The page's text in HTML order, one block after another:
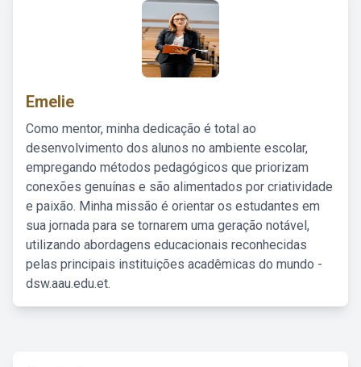
Emelie
Como mentor, minha dedicação é total ao
desenvolvimento dos alunos no ambiente escolar,
empregando métodos pedagógicos que priorizam
conexões genuínas e são alimentados por criatividade
e paixão. Minha missão é orientar os estudantes em
sua jornada para se tornarem uma geração notável,
utilizando abordagens educacionais reconhecidas
pelas principais instituições acadêmicas do mundo -
dsw.aau.edu.et.